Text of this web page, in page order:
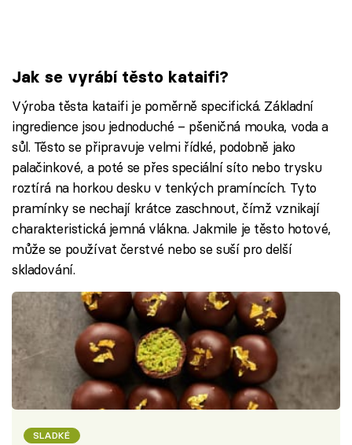
Jak se vyrábí těsto kataifi?
Výroba těsta kataifi je poměrně specifická. Základní
ingredience jsou jednoduché – pšeničná mouka, voda a
sůl. Těsto se připravuje velmi řídké, podobně jako
palačinkové, a poté se přes speciální síto nebo trysku
roztírá na horkou desku v tenkých pramíncích. Tyto
pramínky se nechají krátce zaschnout, čímž vznikají
charakteristická jemná vlákna. Jakmile je těsto hotové,
může se používat čerstvé nebo se suší pro delší
skladování.
SLADKÉ